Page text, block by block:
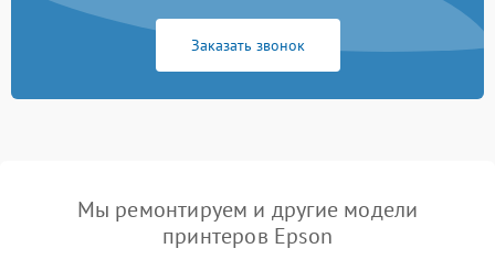
Заказать звонок
Мы ремонтируем и другие модели
принтеров Epson